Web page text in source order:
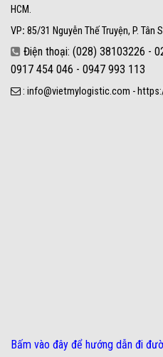
HCM.
VP: 85/31 Nguyễn Thế Truyện, P. Tân
Điện thoại: (028) 38103226 -
0917 454 046 - 0947 993 113
: info@vietmylogistic.com -
Bấm vào đây để hướng dẫn đi